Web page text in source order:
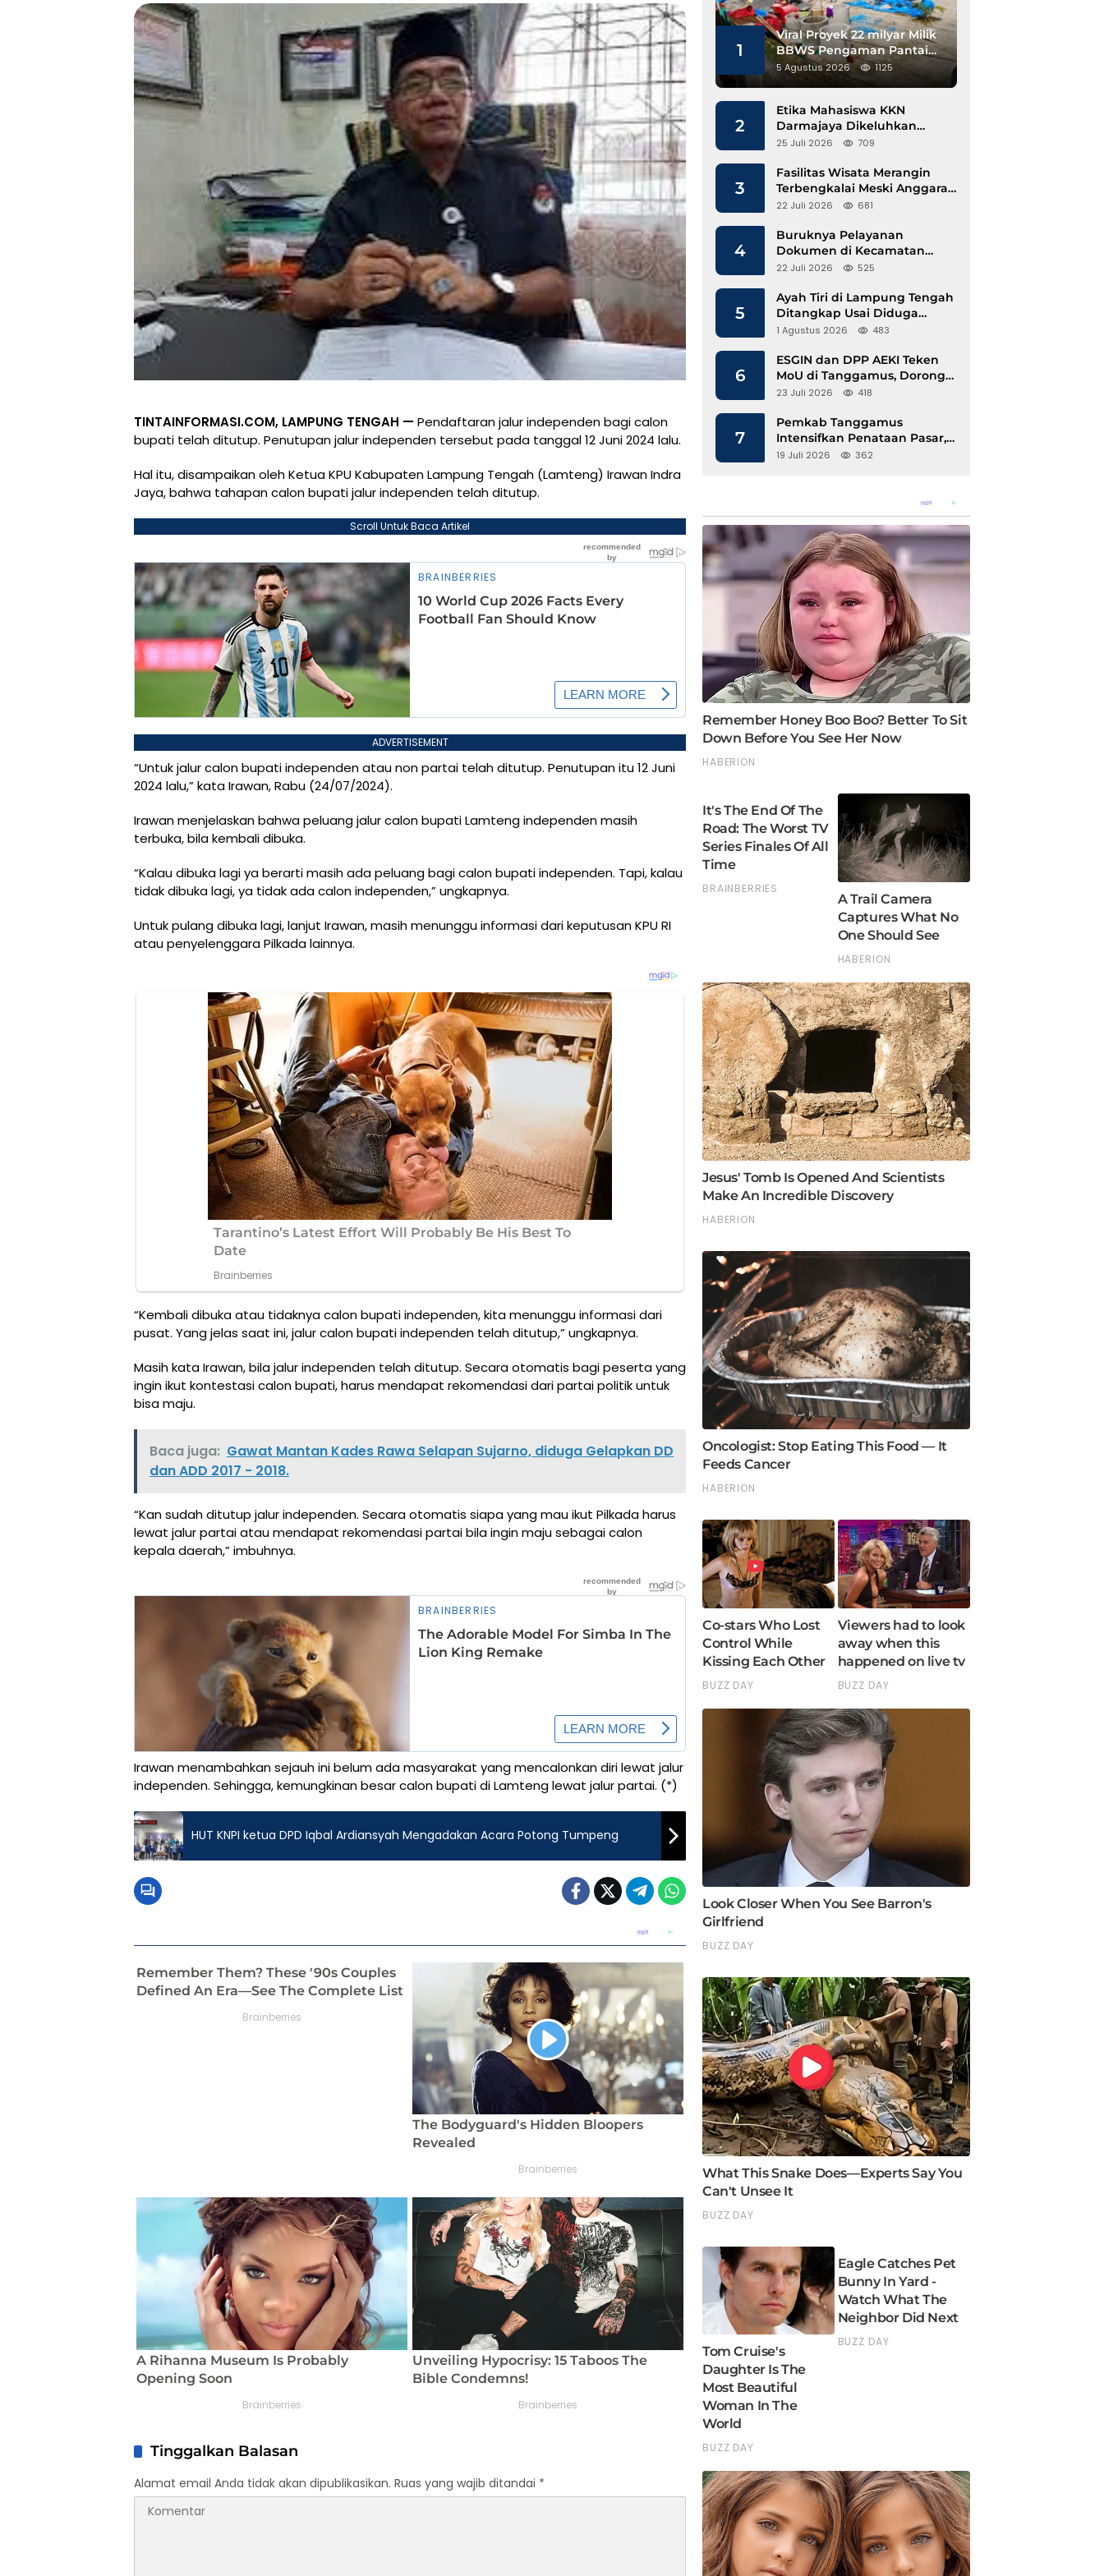
TINTAINFORMASI.COM, LAMPUNG TENGAH — Pendaftaran jalur independen bagi calon
bupati telah ditutup. Penutupan jalur independen tersebut pada tanggal 12 Juni 2024 lalu.
Hal itu, disampaikan oleh Ketua KPU Kabupaten Lampung Tengah (Lamteng) Irawan Indra
Jaya, bahwa tahapan calon bupati jalur independen telah ditutup.
Scroll Untuk Baca Artikel
ADVERTISEMENT
“Untuk jalur calon bupati independen atau non partai telah ditutup. Penutupan itu 12 Juni
2024 lalu,” kata Irawan, Rabu (24/07/2024).
Irawan menjelaskan bahwa peluang jalur calon bupati Lamteng independen masih
terbuka, bila kembali dibuka.
“Kalau dibuka lagi ya berarti masih ada peluang bagi calon bupati independen. Tapi, kalau
tidak dibuka lagi, ya tidak ada calon independen,” ungkapnya.
Untuk pulang dibuka lagi, lanjut Irawan, masih menunggu informasi dari keputusan KPU RI
atau penyelenggara Pilkada lainnya.
“Kembali dibuka atau tidaknya calon bupati independen, kita menunggu informasi dari
pusat. Yang jelas saat ini, jalur calon bupati independen telah ditutup,” ungkapnya.
Masih kata Irawan, bila jalur independen telah ditutup. Secara otomatis bagi peserta yang
ingin ikut kontestasi calon bupati, harus mendapat rekomendasi dari partai politik untuk
bisa maju.
Baca juga: Gawat Mantan Kades Rawa Selapan Sujarno, diduga Gelapkan DD
dan ADD 2017 - 2018.
“Kan sudah ditutup jalur independen. Secara otomatis siapa yang mau ikut Pilkada harus
lewat jalur partai atau mendapat rekomendasi partai bila ingin maju sebagai calon
kepala daerah,” imbuhnya.
Irawan menambahkan sejauh ini belum ada masyarakat yang mencalonkan diri lewat jalur
independen. Sehingga, kemungkinan besar calon bupati di Lamteng lewat jalur partai. (*)
HUT KNPI ketua DPD Iqbal Ardiansyah Mengadakan Acara Potong Tumpeng
Tinggalkan Balasan
Alamat email Anda tidak akan dipublikasikan. Ruas yang wajib ditandai *
1
Viral Proyek 22 milyar Milik
BBWS Pengaman Pantai
Pesisir Barat Diduga
Gunakan Besi Banci
5 Agustus 2026 1125
2
Etika Mahasiswa KKN
Darmajaya Dikeluhkan
Kepala Pekon Sinar Jawa
25 Juli 2026 709
3
Fasilitas Wisata Merangin
Terbengkalai Meski Anggaran
Perawatan Terus Mengalir
22 Juli 2026 681
4
Buruknya Pelayanan
Dokumen di Kecamatan
Pangkalan Susu, Kinerja
22 Juli 2026 525
5
Ayah Tiri di Lampung Tengah
Ditangkap Usai Diduga
Hamili Anak di Bawah Umur
1 Agustus 2026 483
6
ESGIN dan DPP AEKI Teken
MoU di Tanggamus, Dorong
Ekonomi Hijau Berbasis Kopi
23 Juli 2026 418
7
Pemkab Tanggamus
Intensifkan Penataan Pasar,
Pedagang Diajak Tempati
19 Juli 2026 362